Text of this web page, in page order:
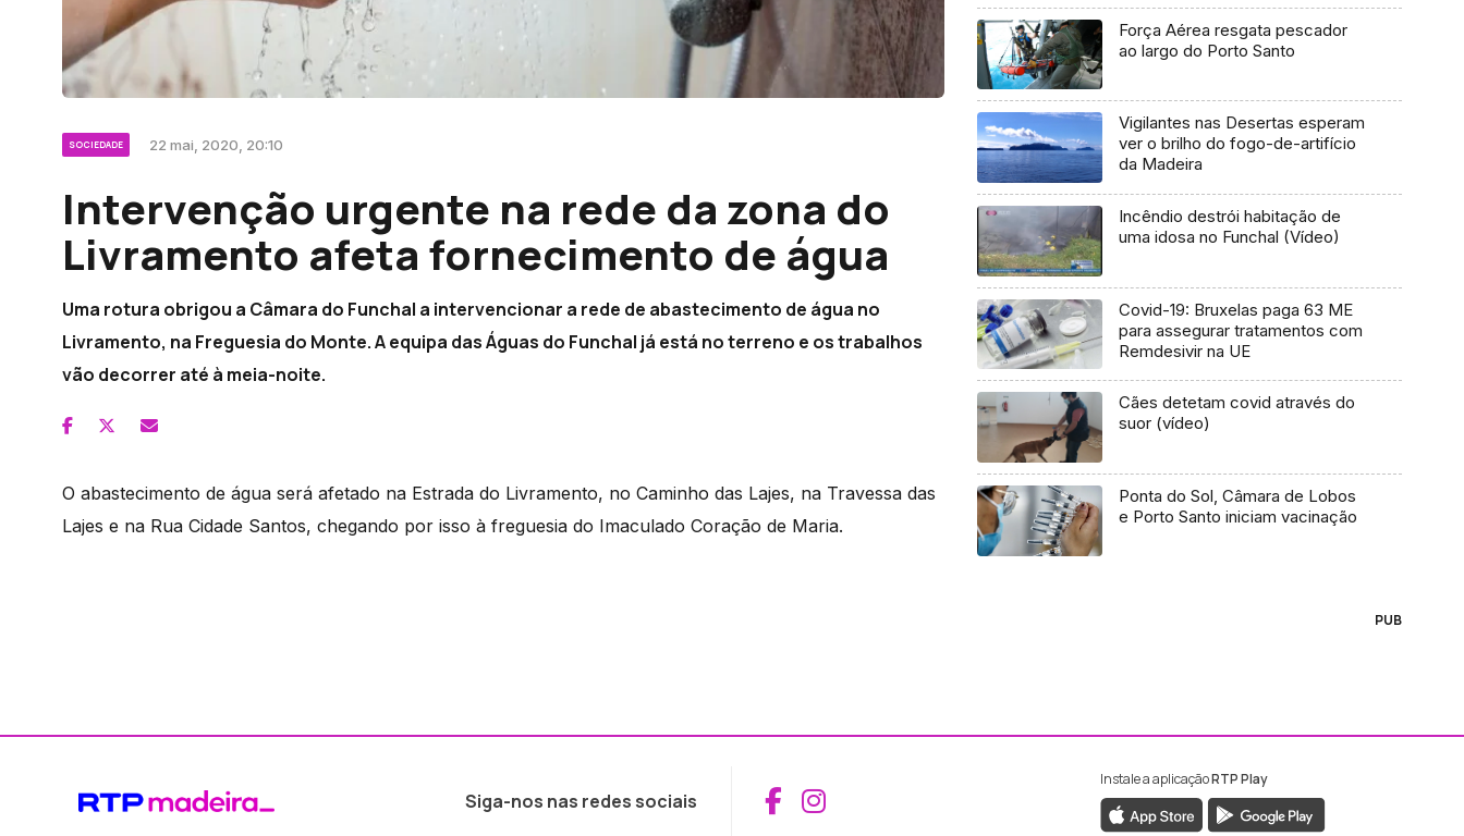
SOCIEDADE 22 mai, 2020, 20:10
Intervenção urgente na rede da zona do
Livramento afeta fornecimento de água
Uma rotura obrigou a Câmara do Funchal a intervencionar a rede de abastecimento de água no
Livramento, na Freguesia do Monte. A equipa das Águas do Funchal já está no terreno e os trabalhos
vão decorrer até à meia-noite.
O abastecimento de água será afetado na Estrada do Livramento, no Caminho das Lajes, na Travessa das
Lajes e na Rua Cidade Santos, chegando por isso à freguesia do Imaculado Coração de Maria.
Força Aérea resgata pescador
ao largo do Porto Santo
Vigilantes nas Desertas esperam
ver o brilho do fogo-de-artifício
da Madeira
Incêndio destrói habitação de
uma idosa no Funchal (Vídeo)
Covid-19: Bruxelas paga 63 ME
para assegurar tratamentos com
Remdesivir na UE
Cães detetam covid através do
suor (vídeo)
Ponta do Sol, Câmara de Lobos
e Porto Santo iniciam vacinação
PUB
Siga-nos nas redes sociais Aceder ao Facebook da RTP Madeira
Aceder ao Instagram da RTP Madeira
Instale a aplicaçãoRTP Play